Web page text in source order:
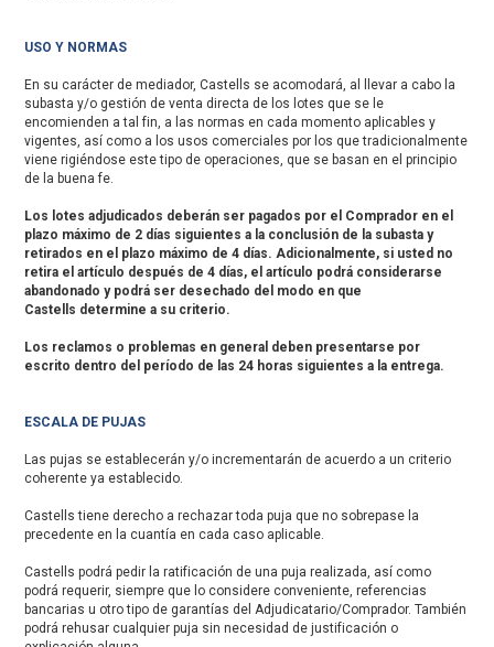
USO Y NORMAS
En su carácter de mediador, Castells se acomodará, al llevar a cabo la
subasta y/o gestión de venta directa de los lotes que se le
encomienden a tal fin, a las normas en cada momento aplicables y
vigentes, así como a los usos comerciales por los que tradicionalmente
viene rigiéndose este tipo de operaciones, que se basan en el principio
de la buena fe.
Los lotes adjudicados deberán ser pagados por el Comprador en el
plazo máximo de 2 días siguientes a la conclusión de la subasta y
retirados en el plazo máximo de 4 días. Adicionalmente, si usted no
retira el artículo después de 4 días, el artículo podrá considerarse
abandonado y podrá ser desechado del modo en que
Castells determine a su criterio.
Los reclamos o problemas en general deben presentarse por
escrito dentro del período de las 24 horas siguientes a la entrega.
ESCALA DE PUJAS
Las pujas se establecerán y/o incrementarán de acuerdo a un criterio
coherente ya establecido.
Castells tiene derecho a rechazar toda puja que no sobrepase la
precedente en la cuantía en cada caso aplicable.
Castells podrá pedir la ratificación de una puja realizada, así como
podrá requerir, siempre que lo considere conveniente, referencias
bancarias u otro tipo de garantías del Adjudicatario/Comprador. También
podrá rehusar cualquier puja sin necesidad de justificación o